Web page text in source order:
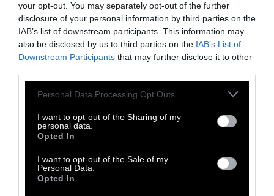
your opt-out. You may separately opt-out of the further
disclosure of your personal information by third parties on the
IAB’s list of downstream participants. This information may
also be disclosed by us to third parties on the IAB’s List of
Downstream Participants that may further disclose it to other
Personal Data Processing Opt Outs
I want to opt-out of the Sharing of my
personal data.
Opted In
I want to opt-out of the Sale of my
Personal Data.
Opted In